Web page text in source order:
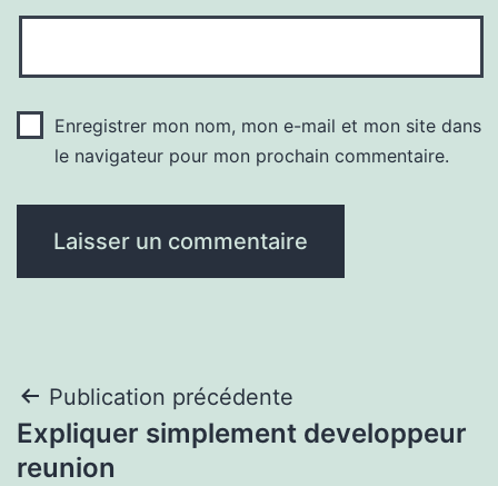
Enregistrer mon nom, mon e-mail et mon site dans
le navigateur pour mon prochain commentaire.
Navigation
de
Publication précédente
Expliquer simplement developpeur
reunion